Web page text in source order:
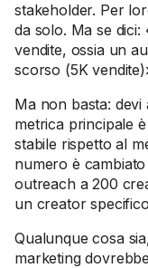
stakeholder. Per
da solo. Ma se dici:
vendite, ossia un
scorso (5K
Ma non basta:
metrica principale
stabile rispetto al
numero è
outreach a 200
un creator
Qualunque cosa
marketing